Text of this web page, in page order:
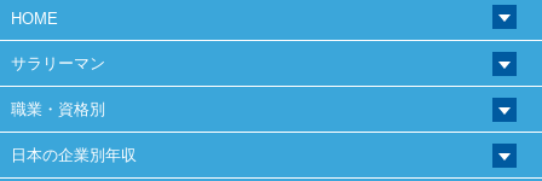
HOME
サラリーマン
職業・資格別
日本の企業別年収